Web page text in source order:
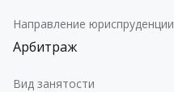
Направление юриспруденции
Арбитраж
Вид занятости